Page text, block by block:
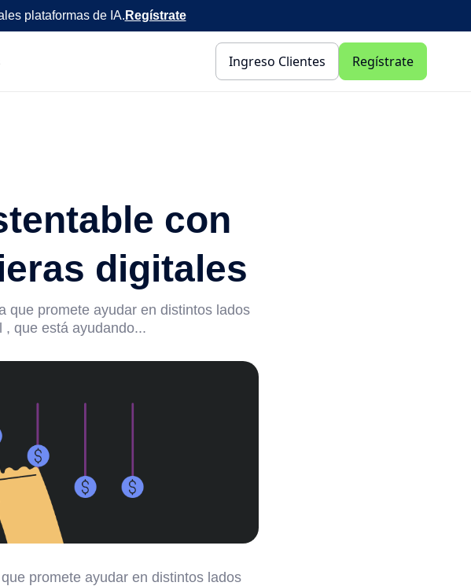
plataformas de IA. Regístrate
Ingreso Clientes Regístrate
con
digitales
que promete ayudar en distintos lados
que está ayudando...
promete ayudar en distintos lados